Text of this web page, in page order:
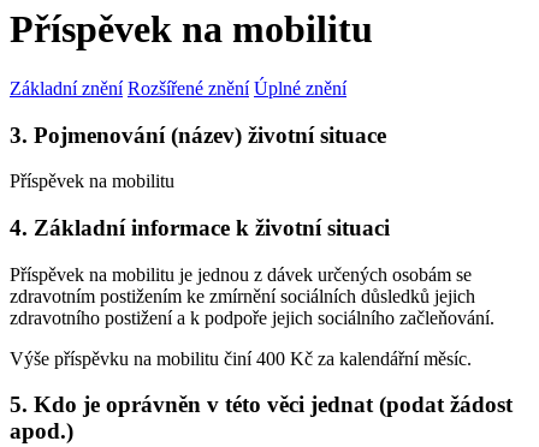
Příspěvek na mobilitu
Základní znění Rozšířené znění Úplné znění
3. Pojmenování (název) životní situace
Příspěvek na mobilitu
4. Základní informace k životní situaci
Příspěvek na mobilitu je jednou z dávek určených osobám se
zdravotním postižením ke zmírnění sociálních důsledků jejich
zdravotního postižení a k podpoře jejich sociálního začleňování.
Výše příspěvku na mobilitu činí 400 Kč za kalendářní měsíc.
5. Kdo je oprávněn v této věci jednat (podat žádost
apod.)